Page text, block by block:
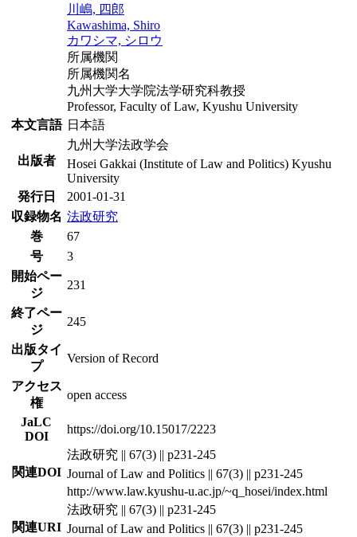
川嶋, 四郎
Kawashima, Shiro
カワシマ, シロウ
所属機関
所属機関名
九州大学大学院法学研究科教授
Professor, Faculty of Law, Kyushu University
本文言語 日本語
出版者
九州大学法政学会
Hosei Gakkai (Institute of Law and Politics) Kyushu
University
発行日
2001-01-31
収録物名 法政研究
巻
67
号
3
開始ペー
ジ
231
終了ペー
ジ
245
出版タイ
プ
Version of Record
アクセス
権
open access
JaLC
DOI
https://doi.org/10.15017/2223
関連DOI
法政研究 || 67(3) || p231-245
Journal of Law and Politics || 67(3) || p231-245
http://www.law.kyushu-u.ac.jp/~q_hosei/index.html
関連URI
法政研究 || 67(3) || p231-245
Journal of Law and Politics || 67(3) || p231-245